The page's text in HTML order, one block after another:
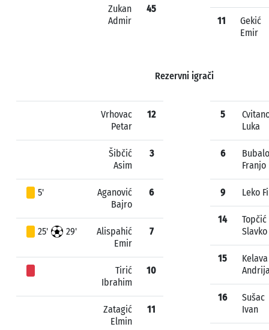
Zukan
Admir
45
11
Gekić
Emir
Rezervni igrači
Vrhovac
Petar
12
Šibčić
Asim
3
5'
Aganović
Bajro
6
25' 29'
Alispahić
Emir
7
Tirić
Ibrahim
10
Zatagić
Elmin
11
5
Luka
6
Bubalo
Franjo
9 Leko
14
Topčić
Slavko
15
Kelava
16
Sušac
Ivan